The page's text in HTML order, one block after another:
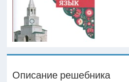
Описание решебника